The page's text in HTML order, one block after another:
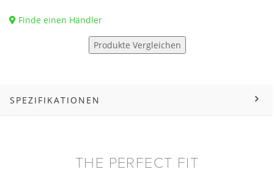
Finde einen Händler
Produkte Vergleichen
SPEZIFIKATIONEN
THE PERFECT FIT